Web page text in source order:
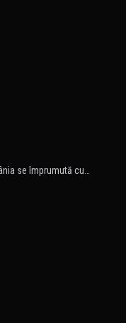
se împrumută cu…